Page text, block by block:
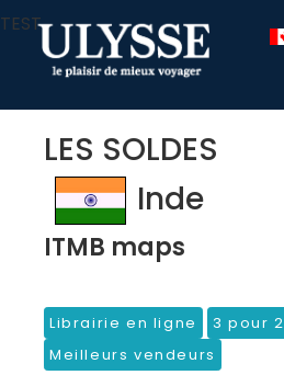
TEST
LES SOLDES
Inde
ITMB maps
Librairie en ligne 3 pour 2
Meilleurs vendeurs